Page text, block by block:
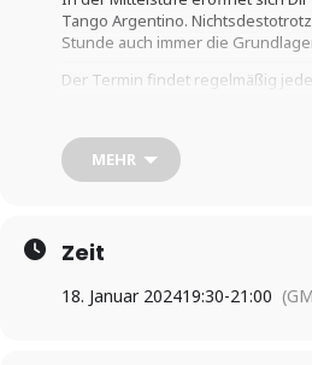
Tango Argentino.
Stunde auch immer die
Der Termin findet regelmäßig
Weihnachten/Neujahr)
AdresseFriedrichstr. 4, 19055
10er-Karte 150,-€.
MEHR
Zeit
18. Januar 202419:30-21:00